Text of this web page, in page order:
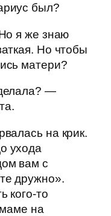
был?
я же знаю
Но чтобы
матери?
—
на крик.
ухода
вам с
дружно».
кого-то
на